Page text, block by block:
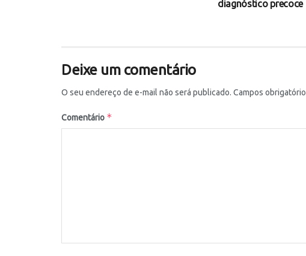
diagnóstico precoce
Deixe um comentário
O seu endereço de e-mail não será publicado. Campos
Comentário *